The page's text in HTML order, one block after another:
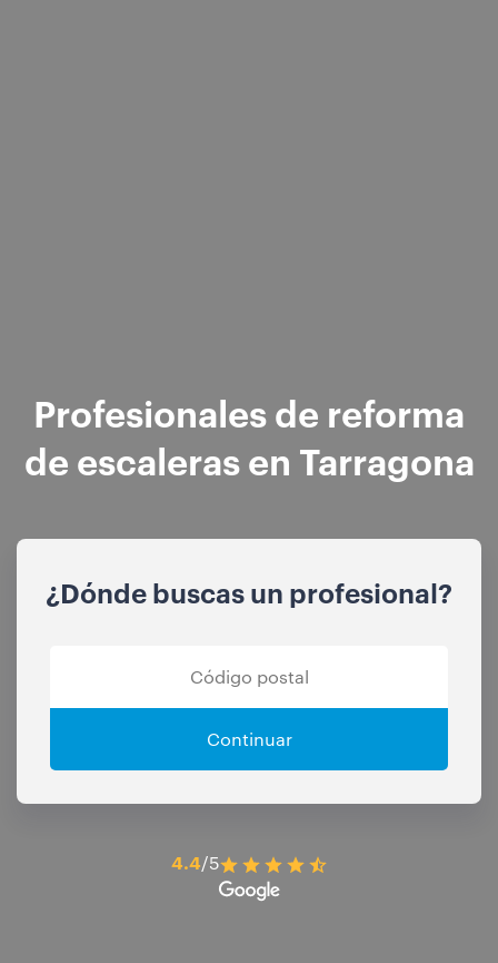
Profesionales de reforma
de escaleras en Tarragona
¿Dónde buscas un profesional?
Continuar
4.4/5